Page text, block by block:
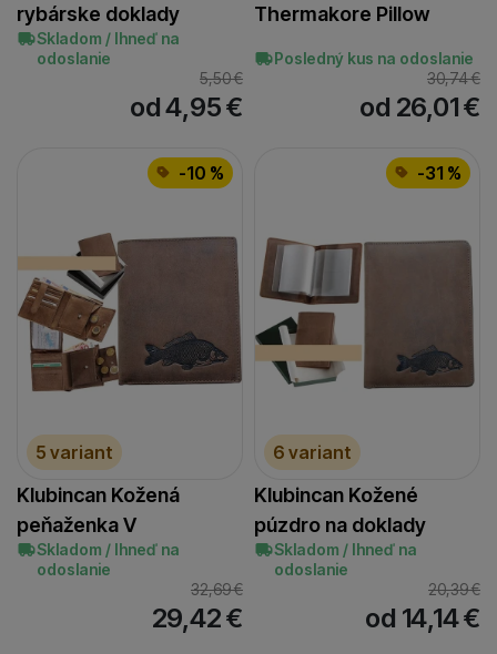
rybárske doklady
Skladom / Ihneď na
odoslanie
5,50€
od 4,95€
Thermakore Pillow
Posledný kus na odoslanie
30,74€
od 26,01€
-10 %
5 variant
Klubincan Kožená
peňaženka V
Skladom / Ihneď na
odoslanie
32,69€
29,42€
-31 %
6 variant
Klubincan Kožené
púzdro na doklady
Skladom / Ihneď na
odoslanie
20,39€
od 14,14€